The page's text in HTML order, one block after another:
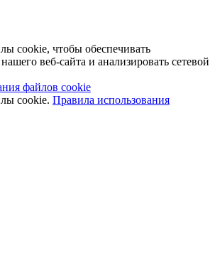
cookie, чтобы обеспечивать
веб-сайта и анализировать сетевой
файлов cookie
cookie. Правила использования